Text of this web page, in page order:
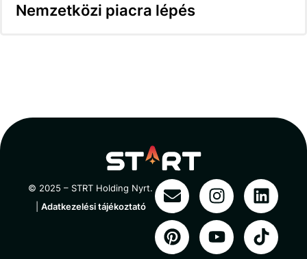
Nemzetközi piacra lépés
© 2025 – STRT Holding Nyrt.
Adatkezelési tájékoztató